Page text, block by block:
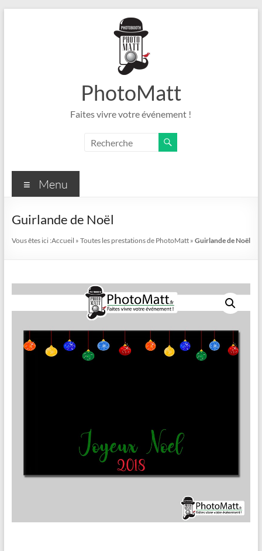
PhotoMatt
Faites vivre votre événement !
Menu
Guirlande de Noël
Vous êtes ici :Accueil »Toutes les prestations de PhotoMatt »Guirlande de Noël